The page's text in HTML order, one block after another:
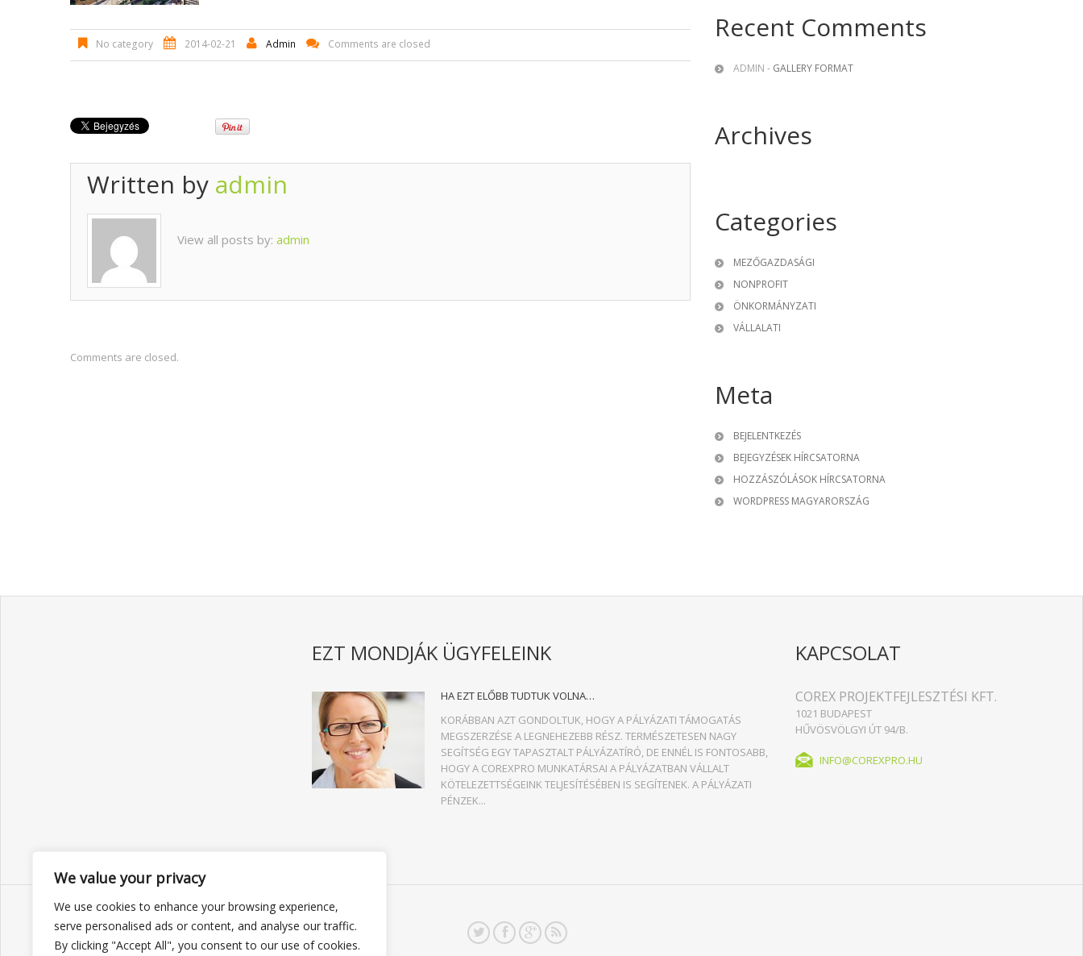
We value your privacy
We use cookies to enhance your browsing experience,
serve personalised ads or content, and analyse our traffic.
By clicking "Accept All", you consent to our use of cookies.
No category 2014-02-21 Admin Comments are closed
Written by admin
View all posts by: admin
Comments are closed.
Recent Comments
ADMIN - GALLERY FORMAT
Archives
Categories
MEZŐGAZDASÁGI
NONPROFIT
ÖNKORMÁNYZATI
VÁLLALATI
Meta
BEJELENTKEZÉS
BEJEGYZÉSEK HÍRCSATORNA
HOZZÁSZÓLÁSOK HÍRCSATORNA
WORDPRESS MAGYARORSZÁG
EZT MONDJÁK ÜGYFELEINK
HA EZT ELŐBB TUDTUK VOLNA…
KORÁBBAN AZT GONDOLTUK, HOGY A PÁLYÁZATI TÁMOGATÁS
MEGSZERZÉSE A LEGNEHEZEBB RÉSZ. TERMÉSZETESEN NAGY
SEGÍTSÉG EGY TAPASZTALT PÁLYÁZATÍRÓ, DE ENNÉL IS FONTOSABB,
HOGY A COREXPRO MUNKATÁRSAI A PÁLYÁZATBAN VÁLLALT
KÖTELEZETTSÉGEINK TELJESÍTÉSÉBEN IS SEGÍTENEK. A PÁLYÁZATI
PÉNZEK...
KAPCSOLAT
COREX PROJEKTFEJLESZTÉSI KFT.
1021 BUDAPEST
HŰVÖSVÖLGYI ÚT 94/B.
INFO@COREXPRO.HU